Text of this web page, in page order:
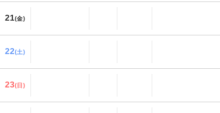
21(金)
22(土)
23(日)